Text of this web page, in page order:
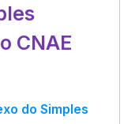
CNAE
do Simples